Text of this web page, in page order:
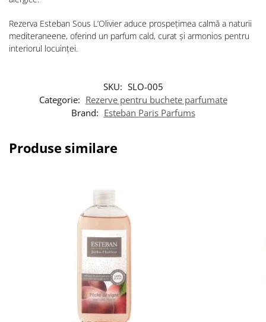
Rezerva Esteban Sous L’Olivier aduce prospețimea calmă a naturii
mediteraneene, oferind un parfum cald, curat și armonios pentru
interiorul locuinței.
SKU: SLO-005
Categorie: Rezerve pentru buchete parfumate
Brand: Esteban Paris Parfums
Produse similare